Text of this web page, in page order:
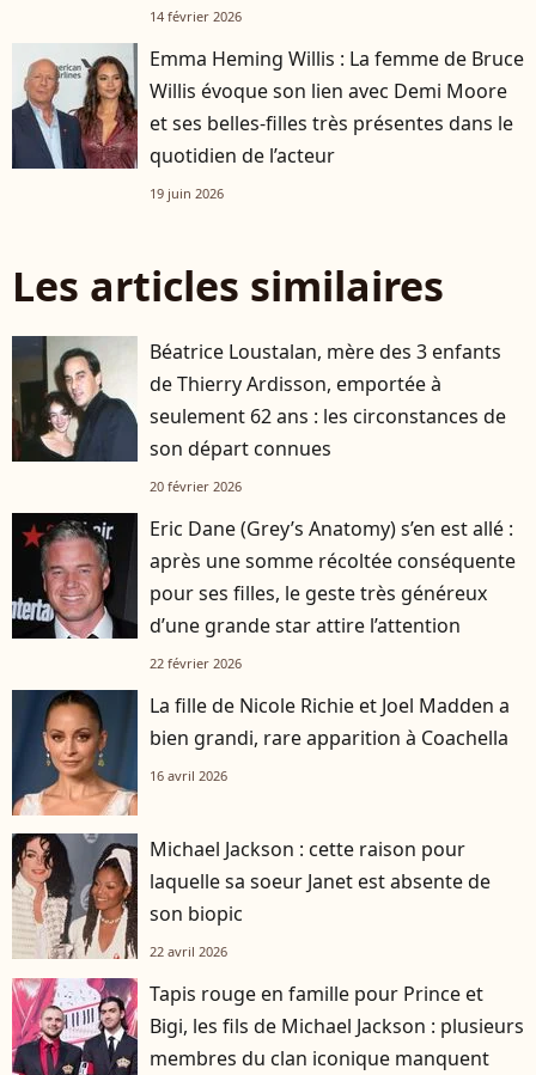
14 février 2026
Emma Heming Willis : La femme de Bruce
Willis évoque son lien avec Demi Moore
et ses belles-filles très présentes dans le
quotidien de l’acteur
19 juin 2026
Les articles similaires
Béatrice Loustalan, mère des 3 enfants
de Thierry Ardisson, emportée à
seulement 62 ans : les circonstances de
son départ connues
20 février 2026
Eric Dane (Grey’s Anatomy) s’en est allé :
après une somme récoltée conséquente
pour ses filles, le geste très généreux
d’une grande star attire l’attention
22 février 2026
La fille de Nicole Richie et Joel Madden a
bien grandi, rare apparition à Coachella
16 avril 2026
Michael Jackson : cette raison pour
laquelle sa soeur Janet est absente de
son biopic
22 avril 2026
Tapis rouge en famille pour Prince et
Bigi, les fils de Michael Jackson : plusieurs
membres du clan iconique manquent